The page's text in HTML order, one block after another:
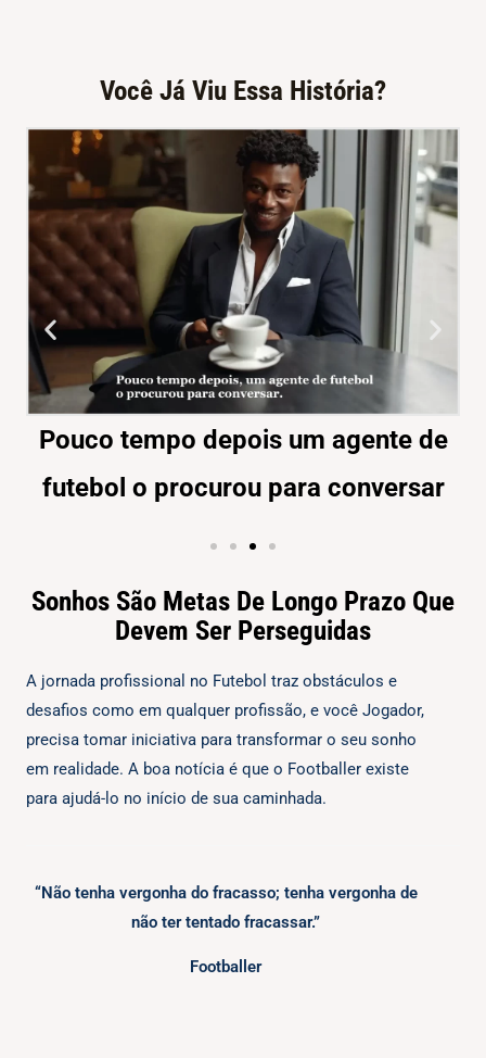
Você Já Viu Essa História?
Pouco tempo depois um agente de
futebol o procurou para conversar
Sonhos São Metas De Longo Prazo Que
Devem Ser Perseguidas
A jornada profissional no Futebol traz obstáculos e
desafios como em qualquer profissão, e você Jogador,
precisa tomar iniciativa para transformar o seu sonho
em realidade. A boa notícia é que o Footballer existe
para ajudá-lo no início de sua caminhada.
“Não tenha vergonha do fracasso; tenha vergonha de
não ter tentado fracassar.”
Footballer